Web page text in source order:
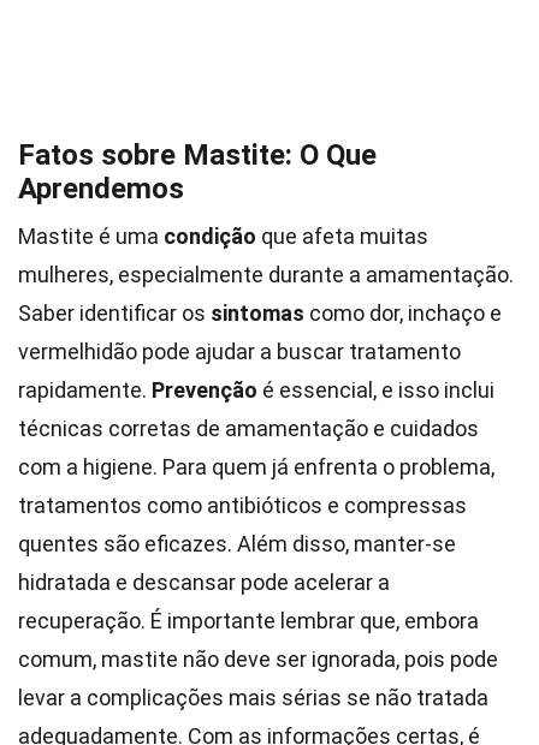
Fatos sobre Mastite: O Que
Aprendemos
Mastite é uma condição que afeta muitas
mulheres, especialmente durante a amamentação.
Saber identificar os sintomas como dor, inchaço e
vermelhidão pode ajudar a buscar tratamento
rapidamente. Prevenção é essencial, e isso inclui
técnicas corretas de amamentação e cuidados
com a higiene. Para quem já enfrenta o problema,
tratamentos como antibióticos e compressas
quentes são eficazes. Além disso, manter-se
hidratada e descansar pode acelerar a
recuperação. É importante lembrar que, embora
comum, mastite não deve ser ignorada, pois pode
levar a complicações mais sérias se não tratada
adequadamente. Com as informações certas, é